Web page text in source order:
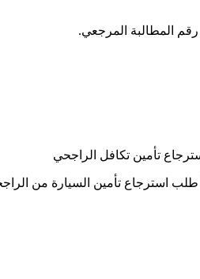
المطالبة المرجعي.
طلب استرجاع تأمين السيارة من